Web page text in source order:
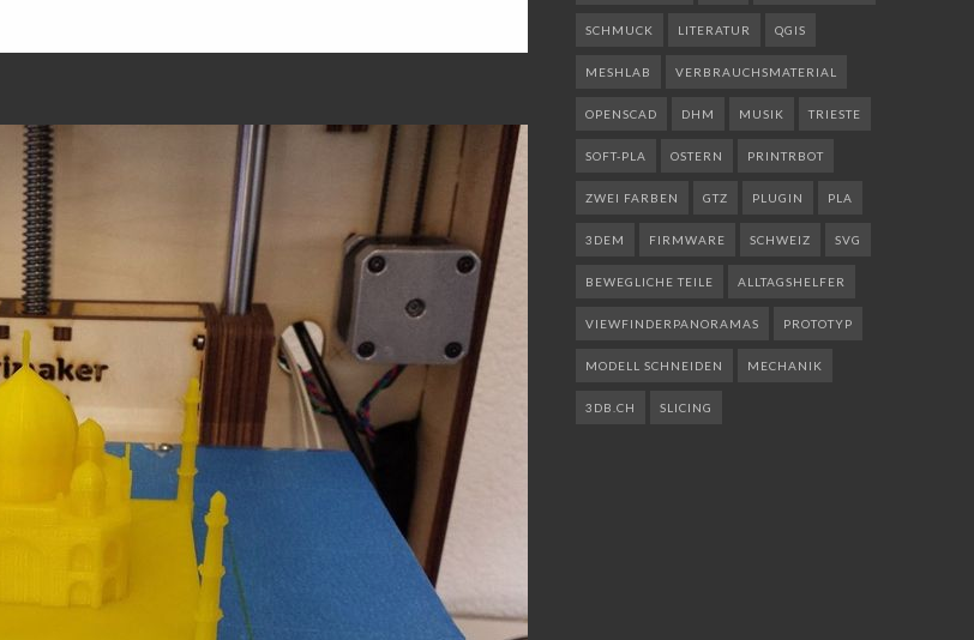
SCHMUCK LITERATUR QGIS
MESHLAB VERBRAUCHSMATERIAL
OPENSCAD DHM MUSIK TRIESTE
SOFT-PLA OSTERN PRINTRBOT
ZWEI FARBEN GTZ PLUGIN PLA
3DEM FIRMWARE SCHWEIZ SVG
BEWEGLICHE TEILE ALLTAGSHELFER
VIEWFINDERPANORAMAS PROTOTYP
MODELL SCHNEIDEN MECHANIK
3DB.CH SLICING